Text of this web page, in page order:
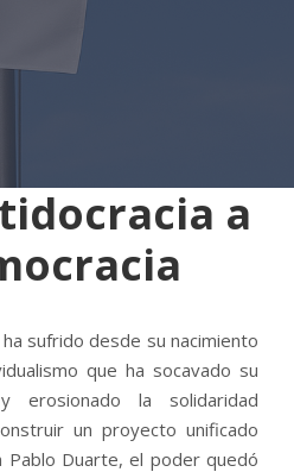
a
ha sufrido desde su nacimiento
que ha socavado su
erosionado la solidaridad
un proyecto unificado
Pablo Duarte, el poder quedó